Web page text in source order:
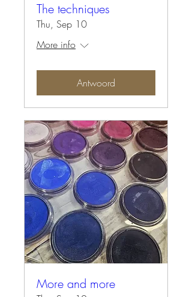
The techniques
Thu, Sep 10
More info
Antwoord
More and more